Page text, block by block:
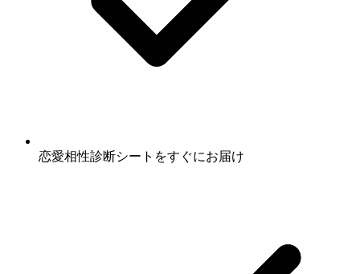
恋愛相性診断シート をすぐにお届け